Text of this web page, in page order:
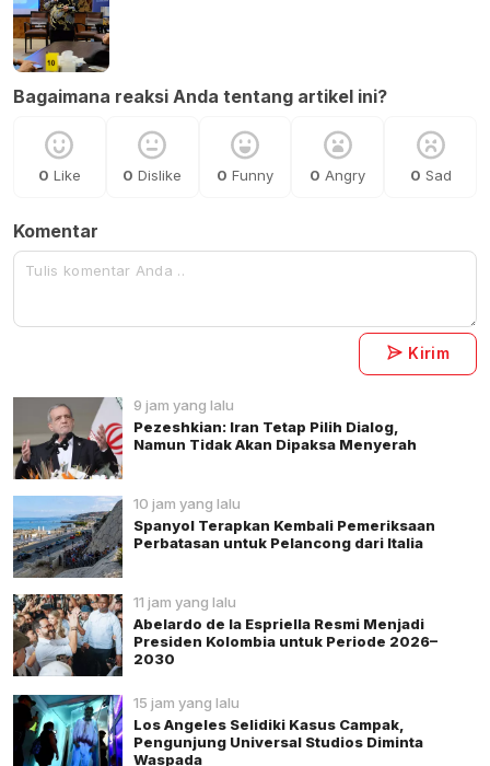
Bagaimana reaksi Anda tentang artikel ini?
0 Like 0 Dislike 0 Funny 0 Angry 0 Sad
Komentar
Kirim
9 jam yang lalu
Pezeshkian: Iran Tetap Pilih Dialog,
Namun Tidak Akan Dipaksa Menyerah
10 jam yang lalu
Spanyol Terapkan Kembali Pemeriksaan
Perbatasan untuk Pelancong dari Italia
11 jam yang lalu
Abelardo de la Espriella Resmi Menjadi
Presiden Kolombia untuk Periode 2026–
2030
15 jam yang lalu
Los Angeles Selidiki Kasus Campak,
Pengunjung Universal Studios Diminta
Waspada